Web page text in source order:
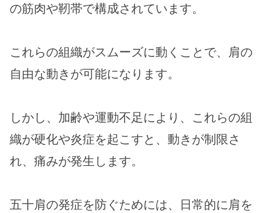
の筋肉や靭帯で構成されています。
これらの組織がスムーズに動くことで、肩の
自由な動きが可能になります。
しかし、加齢や運動不足により、これらの組
織が硬化や炎症を起こすと、動きが制限さ
れ、痛みが発生します。
五十肩の発症を防ぐためには、日常的に肩を